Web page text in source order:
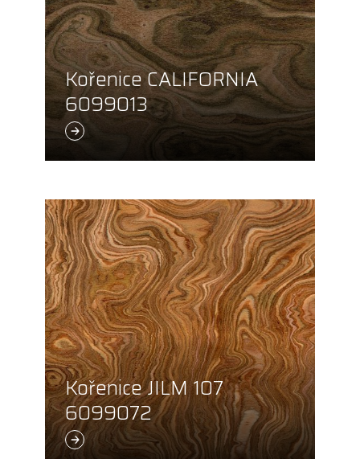
Kořenice CALIFORNIA
6099013
Kořenice JILM 107
6099072